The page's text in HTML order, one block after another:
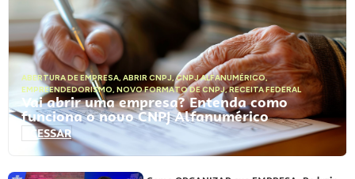
ABERTURA DE EMPRESA, ABRIR CNPJ,CNPJ ALFANUMÉRICO,
EMPREENDEDORISMO, NOVO FORMATO DE CNPJ,RECEITA FEDERAL
Vai abrir uma empresa? Entenda como
funciona o novo CNPJ Alfanumérico
ACESSAR